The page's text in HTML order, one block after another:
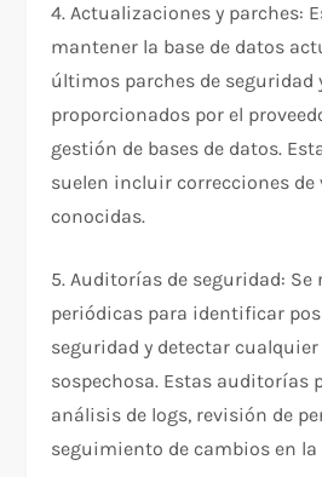
4. Actualizaciones y parches:
mantener la base de datos
últimos parches de seguridad
proporcionados por el
gestión de bases de datos.
suelen incluir correcciones
conocidas.
5. Auditorías de seguridad:
periódicas para identificar
seguridad y detectar
sospechosa. Estas auditorías
análisis de logs, revisión de
seguimiento de cambios en la